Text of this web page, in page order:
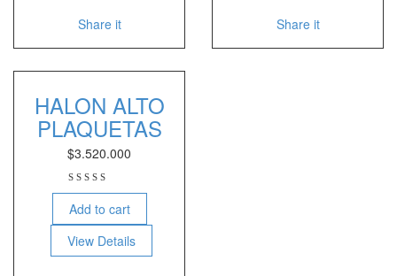
Share it Share it
HALON ALTO
PLAQUETAS
$3.520.000
Add to cart
View Details